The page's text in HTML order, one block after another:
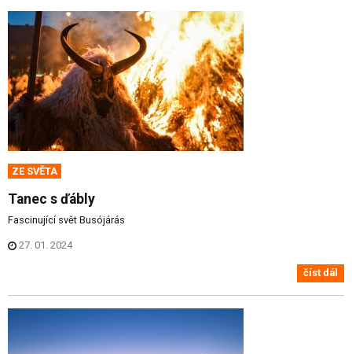
ZE SVĚTA
Tanec s ďábly
Fascinující svět Busójárás
27. 01. 2024
číst dál